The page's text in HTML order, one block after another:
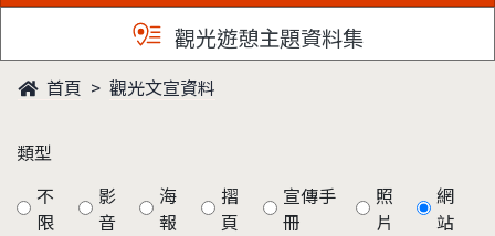
觀光遊憩主題資料集
首頁 觀光文宣資料
類型
不
限
影
音
海
報
摺
頁
宣傳手
冊
照
片
網
站